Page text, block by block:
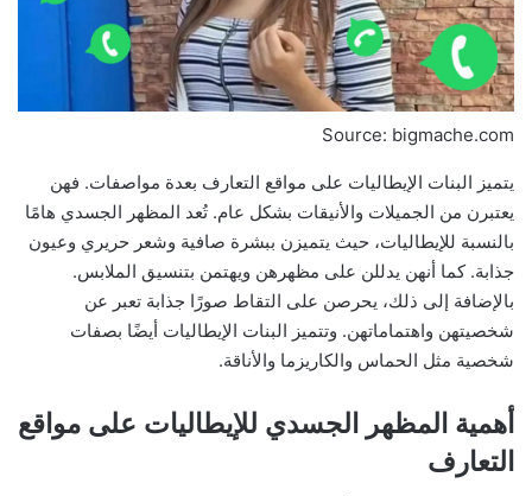
Source: bigmache.com
يتميز البنات الإيطاليات على مواقع التعارف بعدة مواصفات. فهن
يعتبرن من الجميلات والأنيقات بشكل عام. تُعد المظهر الجسدي هامًا
بالنسبة للإيطاليات، حيث يتميزن ببشرة صافية وشعر حريري وعيون
جذابة. كما أنهن يدللن على مظهرهن ويهتمن بتنسيق الملابس.
بالإضافة إلى ذلك، يحرصن على التقاط صورًا جذابة تعبر عن
شخصيتهن واهتماماتهن. وتتميز البنات الإيطاليات أيضًا بصفات
شخصية مثل الحماس والكاريزما والأناقة.
أهمية المظهر الجسدي للإيطاليات على مواقع
التعارف